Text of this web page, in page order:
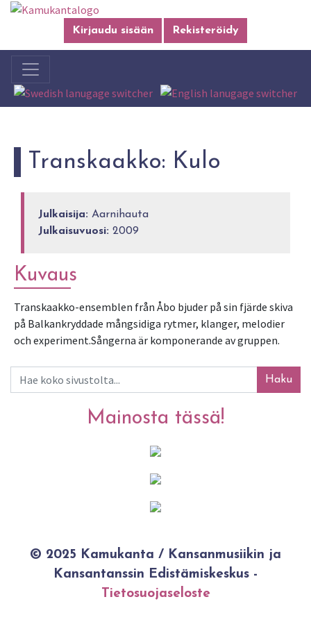
Kirjaudu sisään Rekisteröidy
Transkaakko: Kulo
Julkaisija: Aarnihauta
Julkaisuvuosi: 2009
Kuvaus
Transkaakko-ensemblen från Åbo bjuder på sin fjärde skiva
på Balkankryddade mångsidiga rytmer, klanger, melodier
och experiment.Sångerna är komponerande av gruppen.
Haku
Mainosta tässä!
© 2025 Kamukanta / Kansanmusiikin ja
Kansantanssin Edistämiskeskus -
Tietosuojaseloste